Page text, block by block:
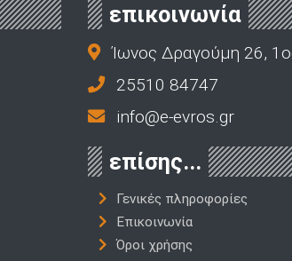
επικοινωνία
Ίωνος Δραγούμη 26,
25510 84747
info@e-evros.gr
επίσης...
Γενικές πληροφορίες
Επικοινωνία
Όροι χρήσης